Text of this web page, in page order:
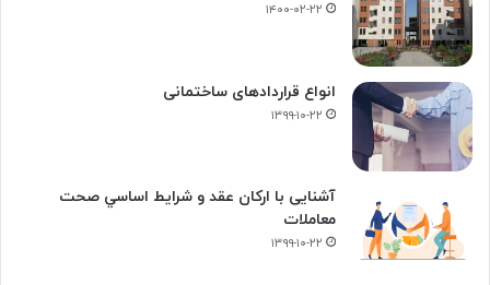
۱۴۰۰-۰۲-۲۲
انواع قراردادهای ساختمانی
۱۳۹۹-۱۰-۲۲
آشنایی با ارکان عقد و شرايط اساسي صحت
معاملات
۱۳۹۹-۱۰-۲۲